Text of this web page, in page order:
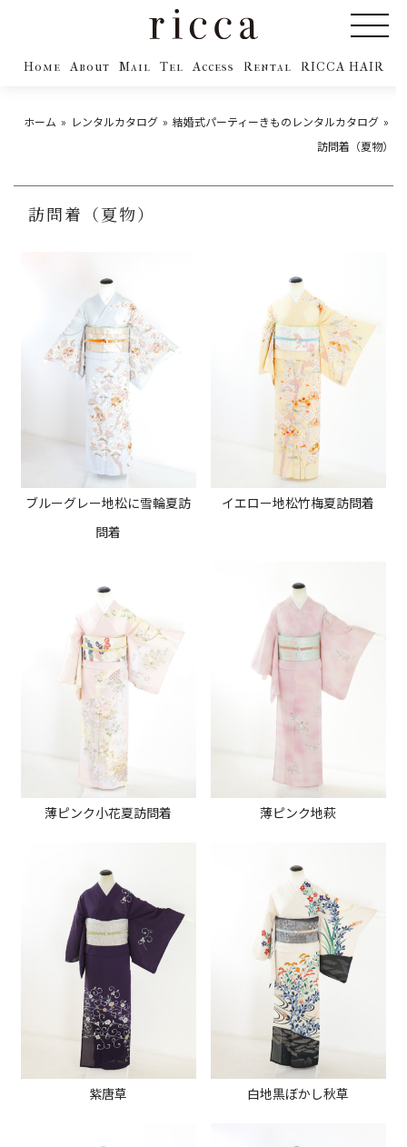
Home About Mail Tel Access Rental RICCA HAIR
ホーム レンタルカタログ
結婚式パーティーきものレンタルカタログ
訪問着（夏物）
訪問着（夏物）
ブルーグレー地松に雪輪夏訪
問着
イエロー地松竹梅夏訪問着
薄ピンク小花夏訪問着 薄ピンク地萩
紫唐草 白地黒ぼかし秋草